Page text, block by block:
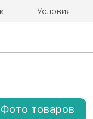
Условия
Фото товаров